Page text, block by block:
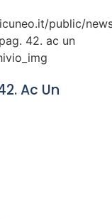
public/
42. ac un
Ac Un